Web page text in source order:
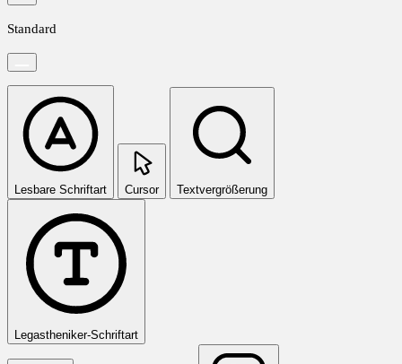
Standard
Lesbare Schriftart Cursor Textvergrößerung
Legastheniker-Schriftart